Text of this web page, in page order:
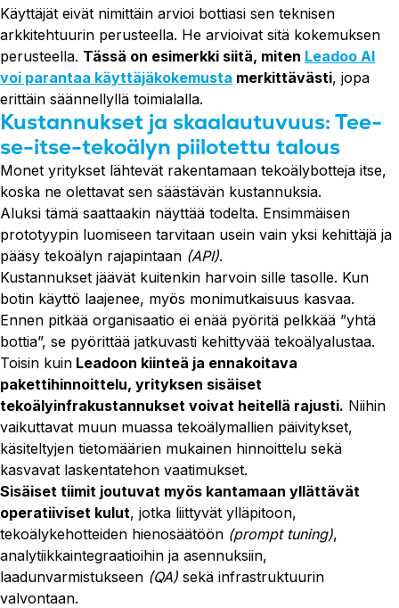
Käyttäjät eivät nimittäin arvioi bottiasi sen teknisen
arkkitehtuurin perusteella. He arvioivat sitä kokemuksen
perusteella. Tässä on esimerkki siitä, miten Leadoo AI
voi parantaa käyttäjäkokemusta merkittävästi, jopa
erittäin säännellyllä toimialalla.
Kustannukset ja skaalautuvuus: Tee-
se-itse-tekoälyn piilotettu talous
Monet yritykset lähtevät rakentamaan tekoälybotteja itse,
koska ne olettavat sen säästävän kustannuksia.
Aluksi tämä saattaakin näyttää todelta. Ensimmäisen
prototyypin luomiseen tarvitaan usein vain yksi kehittäjä ja
pääsy tekoälyn rajapintaan (API).
Kustannukset jäävät kuitenkin harvoin sille tasolle. Kun
botin käyttö laajenee, myös monimutkaisuus kasvaa.
Ennen pitkää organisaatio ei enää pyöritä pelkkää ”yhtä
bottia”, se pyörittää jatkuvasti kehittyvää tekoälyalustaa.
Toisin kuin Leadoon kiinteä ja ennakoitava
pakettihinnoittelu, yrityksen sisäiset
tekoälyinfrakustannukset voivat heitellä rajusti. Niihin
vaikuttavat muun muassa tekoälymallien päivitykset,
käsiteltyjen tietomäärien mukainen hinnoittelu sekä
kasvavat laskentatehon vaatimukset.
Sisäiset tiimit joutuvat myös kantamaan yllättävät
operatiiviset kulut, jotka liittyvät ylläpitoon,
tekoälykehotteiden hienosäätöön (prompt tuning),
analytiikkaintegraatioihin ja asennuksiin,
laadunvarmistukseen (QA) sekä infrastruktuurin
valvontaan.